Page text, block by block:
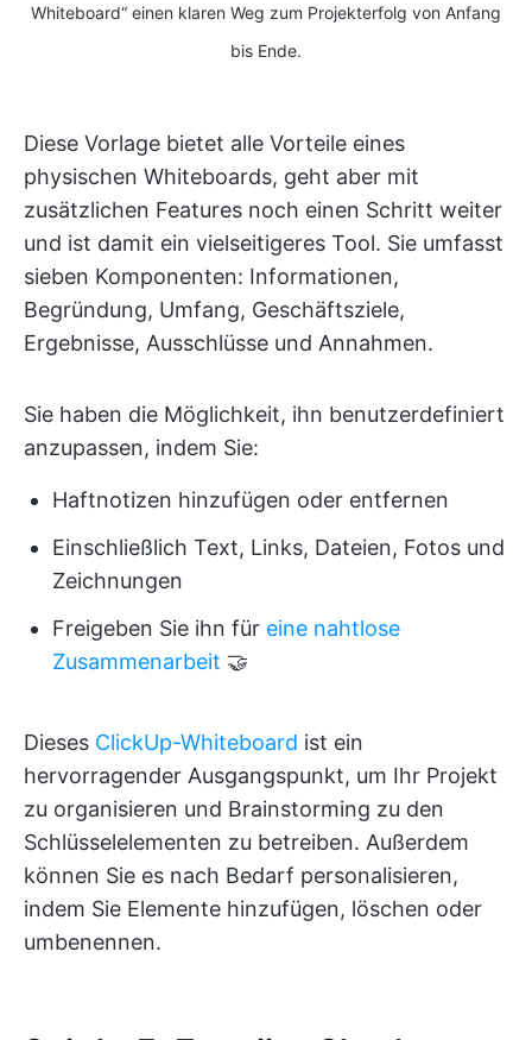
Whiteboard“ einen klaren Weg zum Projekterfolg von Anfang
bis Ende.
Diese Vorlage bietet alle Vorteile eines
physischen Whiteboards, geht aber mit
zusätzlichen Features noch einen Schritt weiter
und ist damit ein vielseitigeres Tool. Sie umfasst
sieben Komponenten: Informationen,
Begründung, Umfang, Geschäftsziele,
Ergebnisse, Ausschlüsse und Annahmen.
Sie haben die Möglichkeit, ihn benutzerdefiniert
anzupassen, indem Sie:
Haftnotizen hinzufügen oder entfernen
Einschließlich Text, Links, Dateien, Fotos und
Zeichnungen
Freigeben Sie ihn für eine nahtlose
Zusammenarbeit 🤝
Dieses ClickUp-Whiteboard ist ein
hervorragender Ausgangspunkt, um Ihr Projekt
zu organisieren und Brainstorming zu den
Schlüsselelementen zu betreiben. Außerdem
können Sie es nach Bedarf personalisieren,
indem Sie Elemente hinzufügen, löschen oder
umbenennen.